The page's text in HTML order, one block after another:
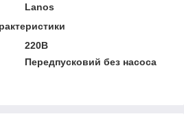
Lanos
220В
Передпусковий без насоса